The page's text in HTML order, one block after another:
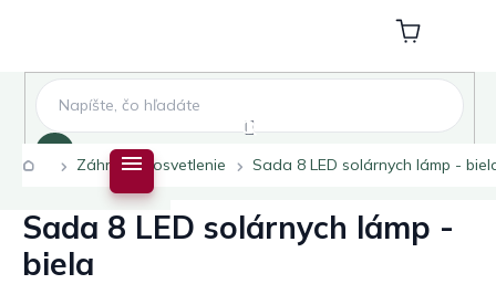
Nákupný
košík
DomovZáhradné osvetlenie Sada 8 LED solárnych lámp -
Sada 8 LED solárnych lámp -
biela